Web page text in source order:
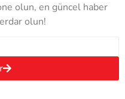
olun, en güncel haber
olun!